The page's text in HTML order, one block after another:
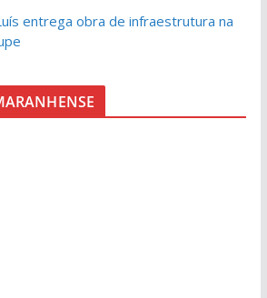
entrega obra de infraestrutura na